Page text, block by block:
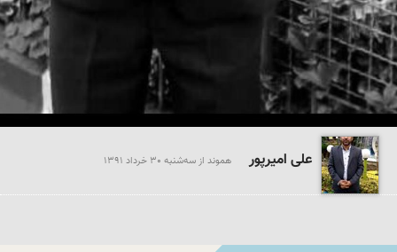
علی امیرپور هموند از سه‌شنبه 30 خرداد 1391